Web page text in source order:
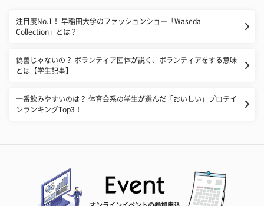
注目度No.1！ 早稲田大学のファッションショー「Waseda
Collection」とは？
偽善じゃないの？ ボランティア団体が説く、ボランティアをする意味
とは【学生記事】
一番飲みやすいのは？ 体育会系の学生が選んだ「おいしい」プロテイ
ンランキングTop3！